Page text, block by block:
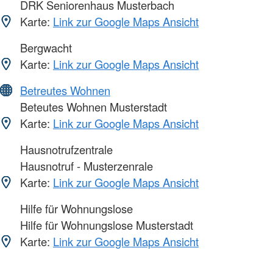
DRK Seniorenhaus Musterbach
Karte: Link zur Google Maps Ansicht
Bergwacht
Karte: Link zur Google Maps Ansicht
Betreutes Wohnen
Beteutes Wohnen Musterstadt
Karte: Link zur Google Maps Ansicht
Hausnotrufzentrale
Hausnotruf - Musterzenrale
Karte: Link zur Google Maps Ansicht
Hilfe für Wohnungslose
Hilfe für Wohnungslose Musterstadt
Karte: Link zur Google Maps Ansicht